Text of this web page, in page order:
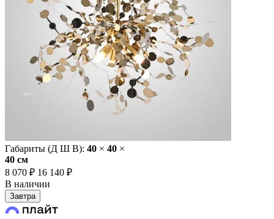
Габариты (Д Ш В): 40 × 40 ×
40 cм
8 070 ₽ 16 140 ₽
В наличии
Завтра